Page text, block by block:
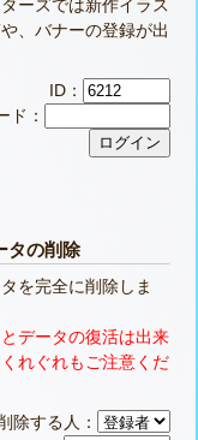
ーズでは新作イラス
や、バナーの登録が出
ID：
ド：
タの削除
を完全に削除しま
データの復活は出来
れぐれもご注意くだ
除する人：